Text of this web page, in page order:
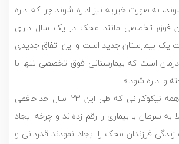
به صورت خیریه نیز اداره شوند چرا که اداره
فوق تخصصی مانند محک در یک سال دارای
یک بیمارستان جدید است و این اتفاق جدیدی
است که بیمارستانی فوق تخصصی تنها با
و اداره شود.»
احمدیان در پایان از همه نیکوکارانی که طی این 23 سال خداحافظی
به سرطان با بیماری را رقم زده‌اند و چرخه ایجاد
فرزندان محک را ایجاد نمودند قدردانی و